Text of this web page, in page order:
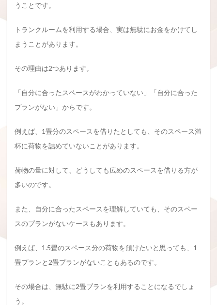
うことです。
トランクルームを利用する場合、実は無駄にお金をかけてし
まうことがあります。
その理由は2つあります。
「自分に合ったスペースがわかっていない」「自分に合った
プランがない」からです。
例えば、1畳分のスペースを借りたとしても、そのスペース満
杯に荷物を詰めていないことがあります。
荷物の量に対して、どうしても広めのスペースを借りる方が
多いのです。
また、自分に合ったスペースを理解していても、そのスペー
スのプランがないケースもあります。
例えば、1.5畳のスペース分の荷物を預けたいと思っても、1
畳プランと2畳プランがないこともあるのです。
その場合は、無駄に2畳プランを利用することになるでしょ
う。